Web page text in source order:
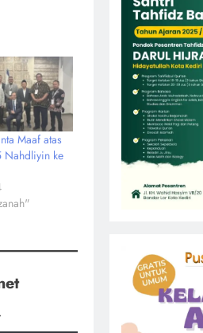
Maaf atas
Nahdliyin ke